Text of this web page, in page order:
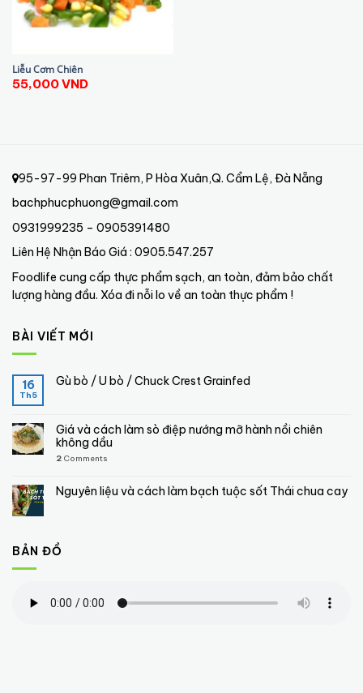
Liễu Cơm Chiên
55,000VND
95-97-99 Phan Triêm, P Hòa Xuân,Q. Cẩm Lệ, Đà Nẵng
bachphucphuong@gmail.com
0931999235 – 0905391480
Liên Hệ Nhận Báo Giá : 0905.547.257
Foodlife cung cấp thực phẩm sạch, an toàn, đảm bảo chất
lượng hàng đầu. Xóa đi nỗi lo về an toàn thực phẩm !
BÀI VIẾT MỚI
16
Th5
Gù bò / U bò / Chuck Crest Grainfed
Giá và cách làm sò điệp nướng mỡ hành nồi chiên
không dầu
2 Comments
Nguyên liệu và cách làm bạch tuộc sốt Thái chua cay
BẢN ĐỒ